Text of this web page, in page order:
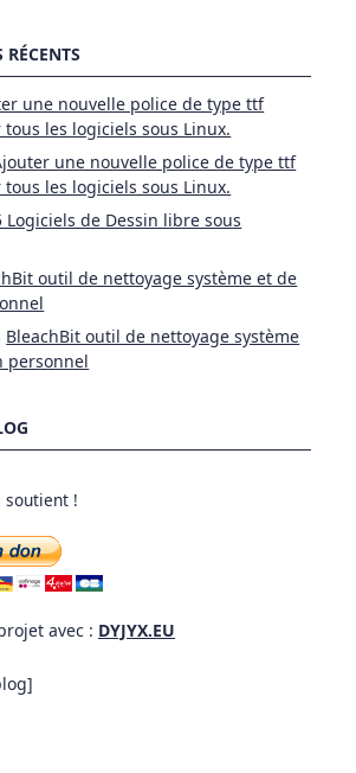
une nouvelle police de type ttf
les logiciels sous Linux.
une nouvelle police de type ttf
les logiciels sous Linux.
Logiciels de Dessin libre sous
outil de nettoyage système et de
BleachBit outil de nettoyage système
personnel
!
avec : DYJYX.EU